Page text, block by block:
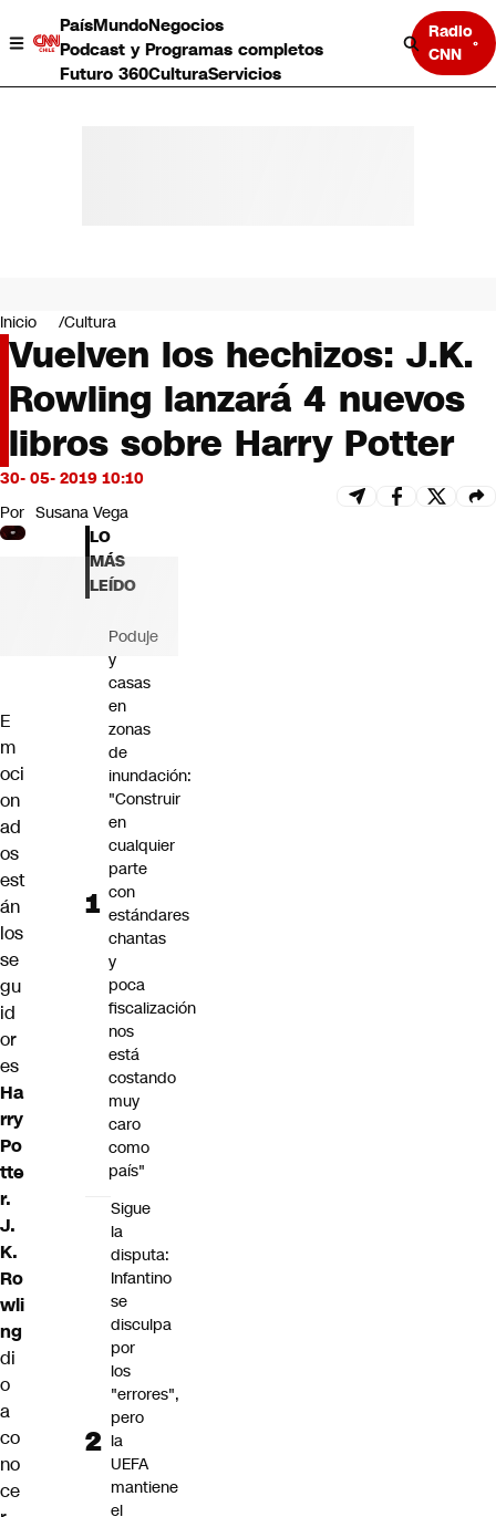
PaísMundoNegocios
Podcast y Programas completos
Futuro 360CulturaServicios
Radio
CNN
Negocios
Deportes
Programas completos
Cultura
Servicios
Bits
CNN tiempo
Futuro 360
Opinión
Inicio Cultura
Vuelven los hechizos: J.K.
Rowling lanzará 4 nuevos
libros sobre Harry Potter
30- 05- 2019 10:10
Por Susana Vega
E
m
oci
on
ad
os
est
án
los
se
gu
id
or
es
Ha
rry
Po
tte
r.
J.
K.
Ro
wli
ng
di
o
a
co
no
ce
LO
MÁS
LEÍDO
Poduje
y
casas
en
zonas
de
inundación:
"Construir
en
cualquier
parte
con
estándares
chantas
y
poca
fiscalización
nos
está
costando
muy
caro
como
país"
Sigue
la
disputa:
Infantino
se
disculpa
por
los
"errores",
pero
la
UEFA
mantiene
el